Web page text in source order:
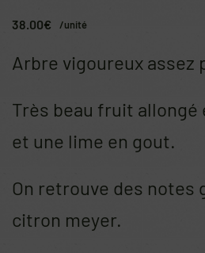
38.00€ /unité
Arbre vigoureux assez
Très beau fruit
et une lime en gout.
On retrouve des notes
citron meyer.